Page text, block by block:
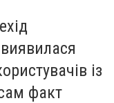
із
факт